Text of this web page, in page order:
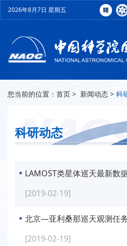
2026年8月7日 星期五
您当前的位置： 首页 > 新闻动态 > 科
科研动态
LAMOST类星体巡天最新数
[2019-02-19]
北京—亚利桑那巡天观测任
[2019-02-19]